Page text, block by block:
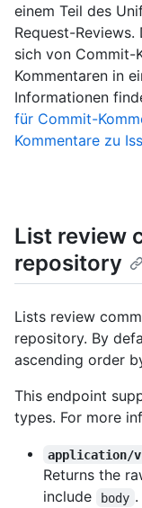
einem Teil des
Request-
sich von Commit-
Kommentaren in
Informationen
für Commit-
Kommentare zu
List review
repository
Lists review
repository. By
ascending order
This endpoint
types. For more
application/
Returns the
include
body